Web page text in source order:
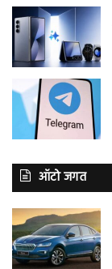
ऑटो जगत